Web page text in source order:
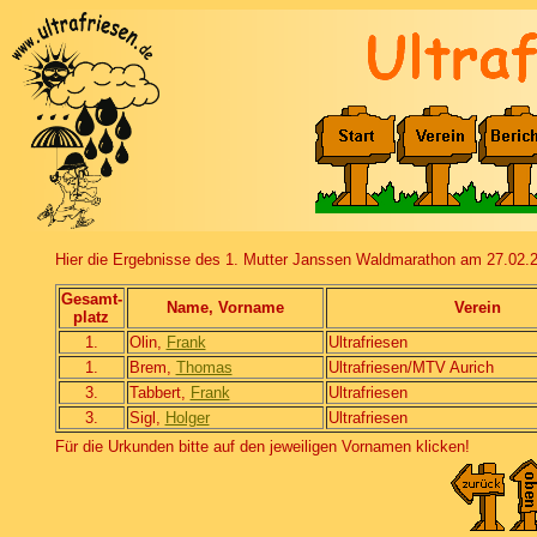
Hier die Ergebnisse des 1. Mutter Janssen Waldmarathon am
Gesamt-
platz
Name, Vorname
Verein
1.
Olin, Frank
Ultrafriesen
1.
Brem, Thomas
Ultrafriesen/MTV Aurich
3.
Tabbert, Frank
Ultrafriesen
3.
Sigl, Holger
Ultrafriesen
Für die Urkunden bitte auf den jeweiligen Vornamen klicken!